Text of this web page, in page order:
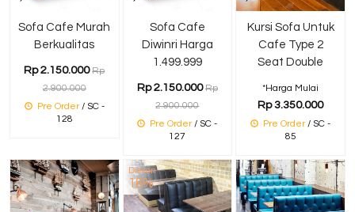
Sofa Cafe Murah
Berkualitas
Rp 2.150.000 Rp
2.900.000
Pre Order/ SC -
128
Sofa Cafe
Diwinri Harga
1.499.999
Rp 2.150.000 Rp
2.900.000
Pre Order/ SC -
127
Kursi Sofa Untuk
Cafe Type 2
Seat Double
*Harga Mulai
Rp 3.350.000
Pre Order/ SC -
85
Diskon
18%